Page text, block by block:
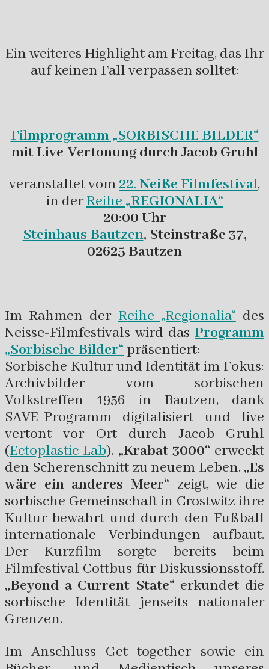
Ein weiteres Highlight am Freitag, das Ihr
auf keinen Fall verpassen solltet:
Filmprogramm „SORBISCHE BILDER“
mit Live-Vertonung durch Jacob Gruhl
veranstaltet vom22. Neiße Filmfestival,
in derReihe „REGIONALIA“
20:00 Uhr
Steinhaus Bautzen, Steinstraße 37,
02625 Bautzen
Im Rahmen derReihe „Regionalia“des
Neisse-Filmfestivals wird das Programm
„Sorbische Bilder“präsentiert:
Sorbische Kultur und Identität im Fokus:
Archivbilder vom sorbischen
Volkstreffen 1956 in Bautzen, dank
SAVE-Programm digitalisiert und live
vertont vor Ort durch Jacob Gruhl
(Ectoplastic Lab). „Krabat 3000“ erweckt
den Scherenschnitt zu neuem Leben. „Es
wäre ein anderes Meer“ zeigt, wie die
sorbische Gemeinschaft in Crostwitz ihre
Kultur bewahrt und durch den Fußball
internationale Verbindungen aufbaut.
Der Kurzfilm sorgte bereits beim
Filmfestival Cottbus für Diskussionsstoff.
„Beyond a Current State“ erkundet die
sorbische Identität jenseits nationaler
Grenzen.
Im Anschluss Get together sowie ein